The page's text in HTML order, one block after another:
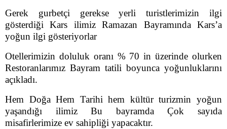
Gerek gurbetçi gerekse yerli turistlerimizin ilgi
gösterdiği Kars ilimiz Ramazan Bayramında Kars’a
yoğun ilgi gösteriyorlar
Otellerimizin doluluk oranı % 70 in üzerinde olurken
Restoranlarımız Bayram tatili boyunca yoğunluklarını
açıkladı.
Hem Doğa Hem Tarihi hem kültür turizmin yoğun
yaşandığı ilimiz Bu bayramda Çok sayıda
misafirlerimize ev sahipliği yapacaktır.